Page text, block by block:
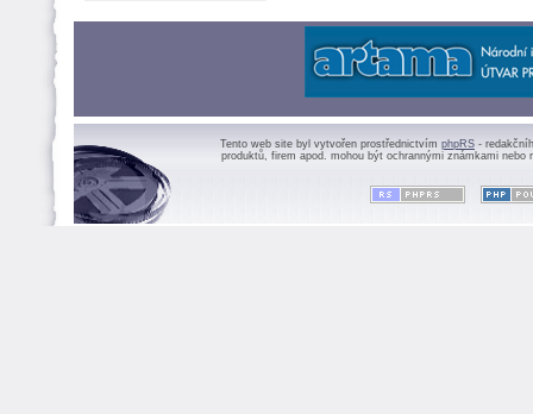
Tento web site byl vytvořen prostřednictvím phpRS -
produktů, firem apod. mohou být ochrannými známkami